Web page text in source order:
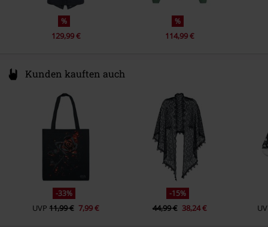
%
129,99 €
%
114,99 €
Kunden kauften auch
-33%
UVP 11,99 € 7,99 €
-15%
44,99 € 38,24 €